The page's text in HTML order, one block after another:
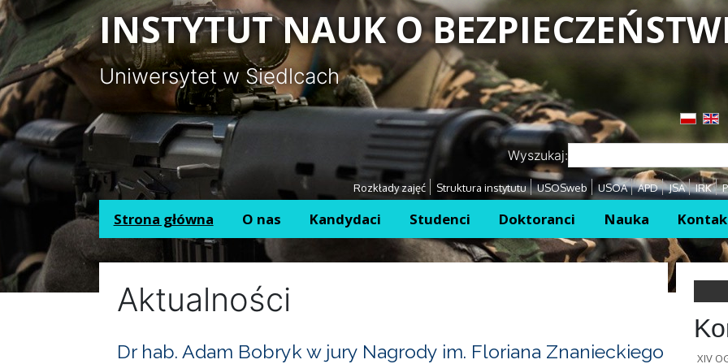
Panel zarządzania plikami cookies
INSTYTUT NAUK O
Uniwersytet w Siedlcach
Przejdź
Przejdź
Wyszukaj:
Rozkłady zajęć Struktura instytutu USOSweb USOA APD JSA IRK
Strona główna O nas Kandydaci Studenci Doktoranci Nauka
Aktualności
Dr hab. Adam Bobryk w jury Nagrody im. Floriana Znanieckiego XIV